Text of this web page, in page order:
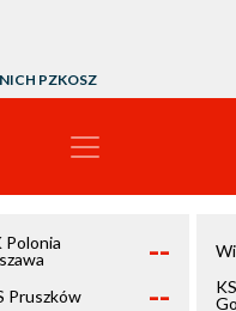
PZKOSZ
Polonia
--
Pruszków --